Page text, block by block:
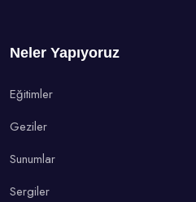
Neler Yapıyoruz
Eğitimler
Geziler
Sunumlar
Sergiler